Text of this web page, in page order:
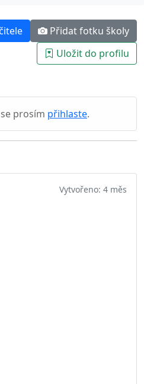
Přidat fotku školy
Uložit do profilu
prosím přihlaste.
Vytvořeno: 4 měs